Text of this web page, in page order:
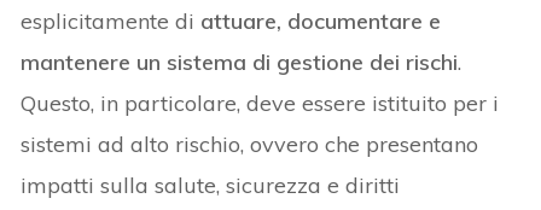
esplicitamente di attuare, documentare e
mantenere un sistema di gestione dei rischi.
Questo, in particolare, deve essere istituito per i
sistemi ad alto rischio, ovvero che presentano
impatti sulla salute, sicurezza e diritti